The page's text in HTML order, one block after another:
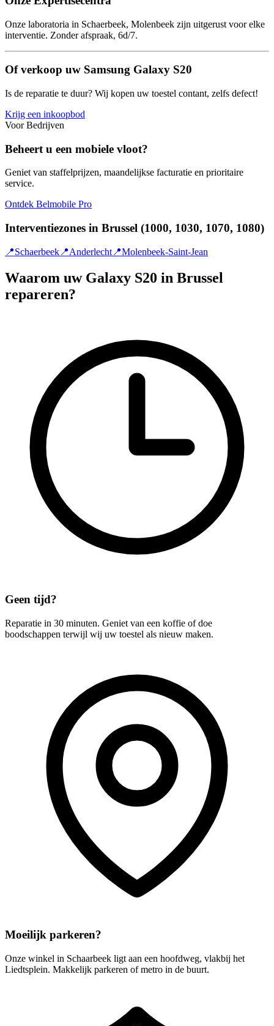
Onze laboratoria in Schaerbeek, Molenbeek zijn uitgerust voor elke
interventie. Zonder afspraak, 6d/7.
Of verkoop uw Samsung Galaxy S20
Is de reparatie te duur? Wij kopen uw toestel contant, zelfs defect!
Krijg een inkoopbod
Voor Bedrijven
Beheert u een mobiele vloot?
Geniet van staffelprijzen, maandelijkse facturatie en prioritaire
service.
Ontdek Belmobile Pro
Interventiezones in Brussel (1000, 1030, 1070, 1080)
📍Schaerbeek 📍Anderlecht 📍Molenbeek-Saint-Jean
Waarom uw Galaxy S20 in Brussel
repareren?
Geen tijd?
Reparatie in 30 minuten. Geniet van een koffie of doe
boodschappen terwijl wij uw toestel als nieuw maken.
Moeilijk parkeren?
Onze winkel in Schaarbeek ligt aan een hoofdweg, vlakbij het
Liedtsplein. Makkelijk parkeren of metro in de buurt.